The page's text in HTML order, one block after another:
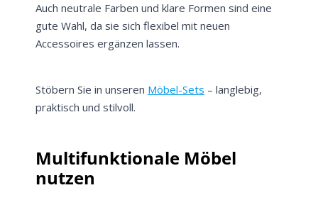
Auch neutrale Farben und klare Formen sind eine
gute Wahl, da sie sich flexibel mit neuen
Accessoires ergänzen lassen.
Stöbern Sie in unseren Möbel-Sets – langlebig,
praktisch und stilvoll.
Multifunktionale Möbel
nutzen